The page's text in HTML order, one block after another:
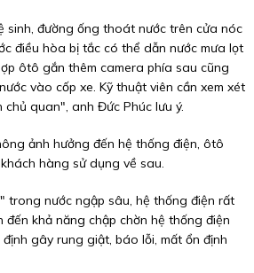
sinh, đường ống thoát nước trên cửa nóc
điều hòa bị tắc có thể dẫn nước mưa lọt
ôtô gắn thêm camera phía sau cũng
vào cốp xe. Kỹ thuật viên cần xem xét
quan", anh Đức Phúc lưu ý.
ảnh hưởng đến hệ thống điện, ôtô
hàng sử dụng về sau.
trong nước ngập sâu, hệ thống điện rất
khả năng chập chờn hệ thống điện
gây rung giật, báo lỗi, mất ổn định